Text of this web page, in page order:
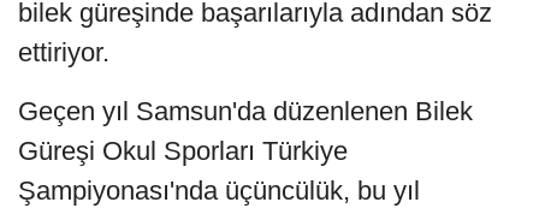
bilek güreşinde başarılarıyla adından söz
ettiriyor.
Geçen yıl Samsun'da düzenlenen Bilek
Güreşi Okul Sporları Türkiye
Şampiyonası'nda üçüncülük, bu yıl